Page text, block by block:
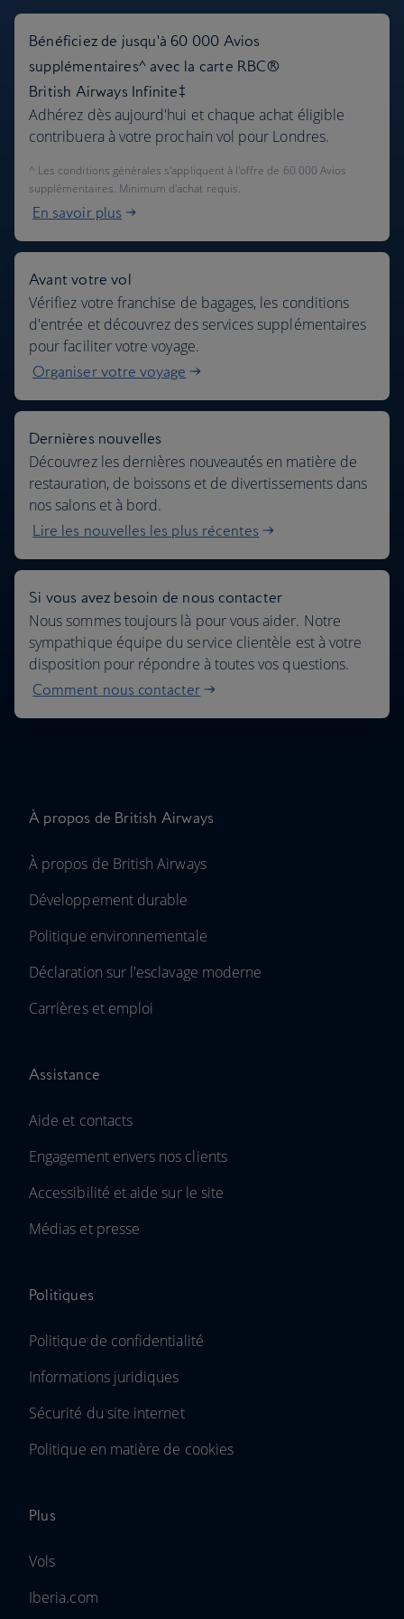
Bénéficiez de jusqu'à 60 000 Avios
supplémentaires^ avec la carte RBC®
British Airways Infinite‡
Adhérez dès aujourd'hui et chaque achat éligible
contribuera à votre prochain vol pour Londres.
^ Les conditions générales s'appliquent à l'offre de 60 000 Avios
supplémentaires. Minimum d'achat requis.
En savoir plus
Avant votre vol
Vérifiez votre franchise de bagages, les conditions
d'entrée et découvrez des services supplémentaires
pour faciliter votre voyage.
Organiser votre voyage
Dernières nouvelles
Découvrez les dernières nouveautés en matière de
restauration, de boissons et de divertissements dans
nos salons et à bord.
Lire les nouvelles les plus récentes
Si vous avez besoin de nous contacter
Nous sommes toujours là pour vous aider. Notre
sympathique équipe du service clientèle est à votre
disposition pour répondre à toutes vos questions.
Comment nous contacter
À propos de British Airways
À propos de British Airways
Développement durable
Politique environnementale
Déclaration sur l'esclavage moderne
Carrières et emploi
Assistance
Aide et contacts
Engagement envers nos clients
Accessibilité et aide sur le site
Médias et presse
Politiques
Politique de confidentialité
Informations juridiques
Sécurité du site internet
Politique en matière de cookies
Plus
Vols
Iberia.com